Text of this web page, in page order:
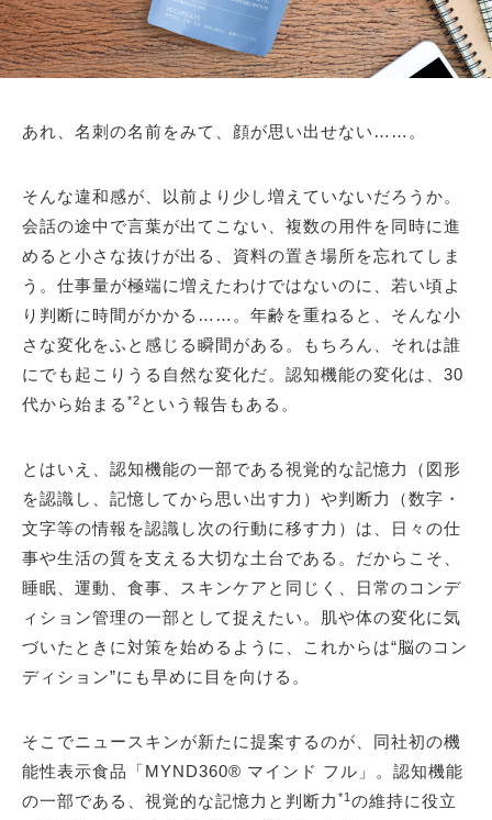
あれ、名刺の名前をみて、顔が思い出せない……。
そんな違和感が、以前より少し増えていないだろうか。
会話の途中で言葉が出てこない、複数の用件を同時に進
めると小さな抜けが出る、資料の置き場所を忘れてしま
う。仕事量が極端に増えたわけではないのに、若い頃よ
り判断に時間がかかる……。年齢を重ねると、そんな小
さな変化をふと感じる瞬間がある。もちろん、それは誰
にでも起こりうる自然な変化だ。認知機能の変化は、30
代から始まる *2 という報告もある。
とはいえ、認知機能の一部である視覚的な記憶力（図形
を認識し、記憶してから思い出す力）や判断力（数字・
文字等の情報を認識し次の行動に移す力）は、日々の仕
事や生活の質を支える大切な土台である。だからこそ、
睡眠、運動、食事、スキンケアと同じく、日常のコンデ
ィション管理の一部として捉えたい。肌や体の変化に気
づいたときに対策を始めるように、これからは“脳のコン
ディション”にも早めに目を向ける。
そこでニュースキンが新たに提案するのが、同社初の機
能性表示食品「MYND360® マインド フル」。認知機能
の一部である、視覚的な記憶力と判断力 *1 の維持に役立